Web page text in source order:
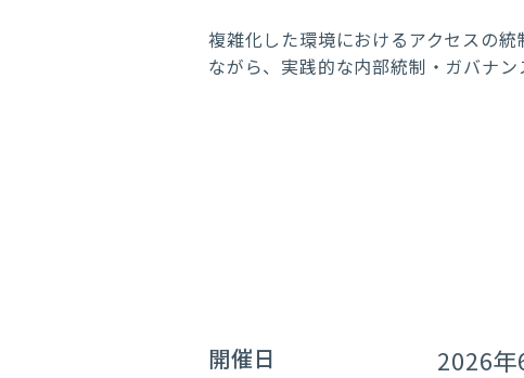
複雑化した環境におけるアクセスの
ながら、実践的な内部統制・ガバナン
開催日 2026